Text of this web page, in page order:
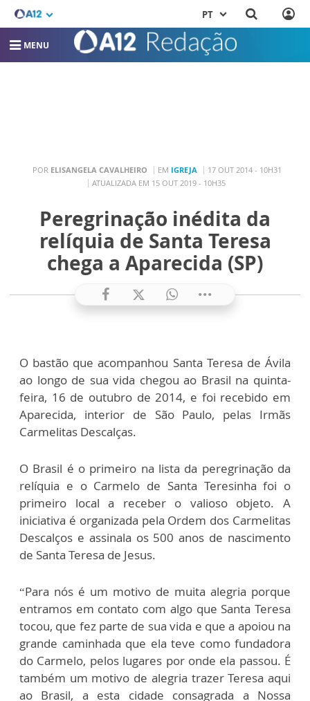
PT
MENU
POR ELISANGELA CAVALHEIRO EM IGREJA
17 OUT 2014 - 10H31
ATUALIZADA EM 15 OUT 2019 - 10H35
Peregrinação inédita da
relíquia de Santa Teresa
chega a Aparecida (SP)
O bastão que acompanhou Santa Teresa de Ávila
ao longo de sua vida chegou ao Brasil na quinta-
feira, 16 de outubro de 2014, e foi recebido em
Aparecida, interior de São Paulo, pelas Irmãs
Carmelitas Descalças.
O Brasil é o primeiro na lista da peregrinação da
relíquia e o Carmelo de Santa Teresinha foi o
primeiro local a receber o valioso objeto. A
iniciativa é organizada pela Ordem dos Carmelitas
Descalços e assinala os 500 anos de nascimento
de Santa Teresa de Jesus.
“Para nós é um motivo de muita alegria porque
entramos em contato com algo que Santa Teresa
tocou, que fez parte de sua vida e que a apoiou na
grande caminhada que ela teve como fundadora
do Carmelo, pelos lugares por onde ela passou. É
também um motivo de alegria trazer Teresa aqui
ao Brasil, a esta cidade consagrada a Nossa